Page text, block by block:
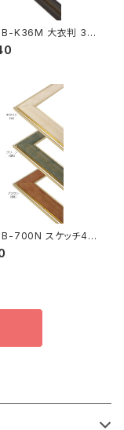
K36M 大衣判 393
700N スケッチ4F
リ